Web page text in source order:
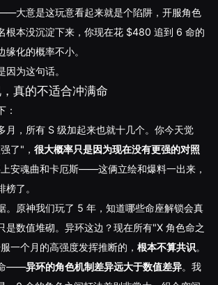
大意是这玩意看起来就是个陷阱，开服角色
根本没沉淀下来，你现在花 $480 追到 6 命的
化的概率不小。
为这句话。
真的不适合冲满命
：
月，所有 S 级加起来也就十几个。你今天觉
了"， 很大概率只是因为现在没有更强的对照
上安魂曲和卡厄斯——这俩立绘和爆料一出来，
了。
。原神我们玩了 5 年，知道哪些命座解锁会真
是数值堆砌。异环这边？现在所有"X 角色命之
一个月的高强度发挥推断的， 根本不算共识。
——异环的角色机制差异远大于数值差异。我